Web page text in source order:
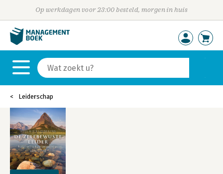
Op werkdagen voor 23:00 besteld, morgen in huis
Leiderschap